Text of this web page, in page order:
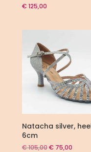
€ 125,00
Natacha silver,
6cm
€105,00Oorspronkelijke
€ 75,00Huidige